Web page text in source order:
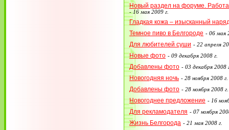
Новый раздел на форуме. Работа
-16 мая 2009 г.
Гладкая кожа – изысканный
Темное пиво в Белгороде - 06 мая
Для любителей суши - 22 апреля
Новые фото - 09 декабря 2008 г.
Добавлены фото - 03 декабря 2008
Новогодняя ночь - 28 ноября 2008 г.
Добавлены фото - 28 ноября 2008 г.
Новогоднее предложение - 16
Для рекламодателя - 07 ноября
Жизнь Белгорода - 21 мая 2008 г.